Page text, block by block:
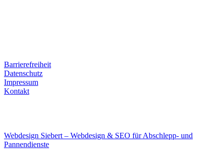
Barrierefreiheit
Datenschutz
Impressum
Kontakt
Webdesign Siebert – Webdesign & SEO für Abschlepp- und
Pannendienste